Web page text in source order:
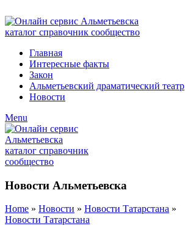
Главная
Интересные факты
Закон
Альметьевский драматический театр
Новости
Menu
Новости Альметьевска
Home » Новости » Новости Татарстана »
Новости Татарстана